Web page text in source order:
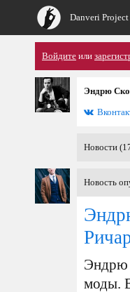
Danveri Project
Войдите или
Эндрю
Новости
Новость
Эндрю
моды.